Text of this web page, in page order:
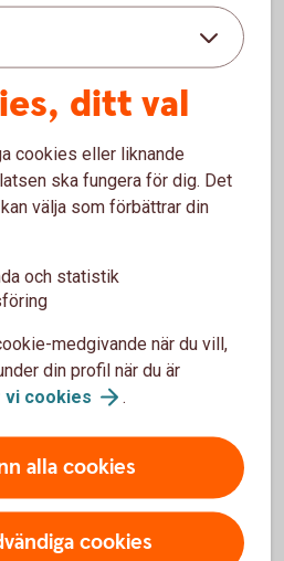
(pdf)
frågor som
och aktualiseras just nu.
ditt val
cookies eller liknande
ska fungera för dig. Det
välja som förbättrar din
och statistik
medgivande när du vill,
din profil när du är
vi cookies .
alla cookies
cookies